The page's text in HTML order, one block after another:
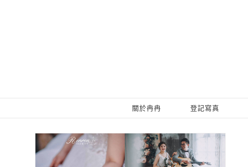
關於冉冉 登記寫真